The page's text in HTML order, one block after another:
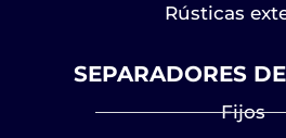
Rústicas
SEPARADORES
Fijos